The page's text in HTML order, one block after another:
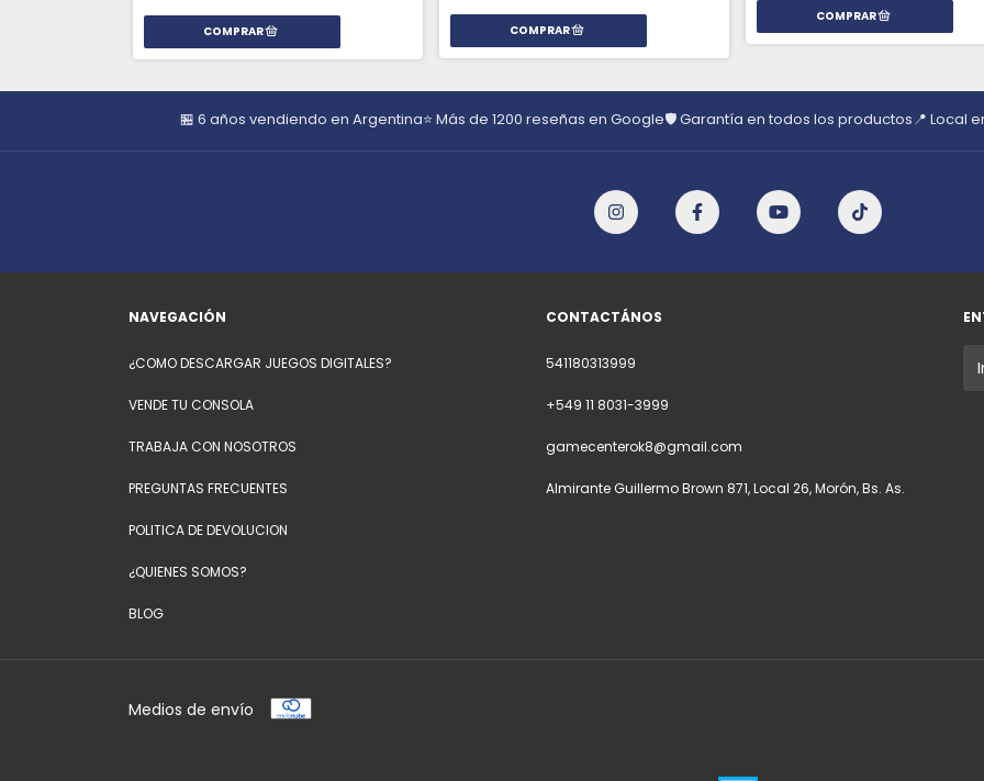
🏪 6 años vendiendo en Argentina⭐ Más de 1200 reseñas en Google🛡️ Garantía en todos los productos📍 Local
NAVEGACIÓN
¿COMO DESCARGAR JUEGOS DIGITALES?
VENDE TU CONSOLA
TRABAJA CON NOSOTROS
PREGUNTAS FRECUENTES
POLITICA DE DEVOLUCION
¿QUIENES SOMOS?
BLOG
CONTACTÁNOS
541180313999
+549 11 8031-3999
gamecenterok8@gmail.com
Almirante Guillermo Brown 871, Local 26, Morón, Bs. As.
Medios de envío